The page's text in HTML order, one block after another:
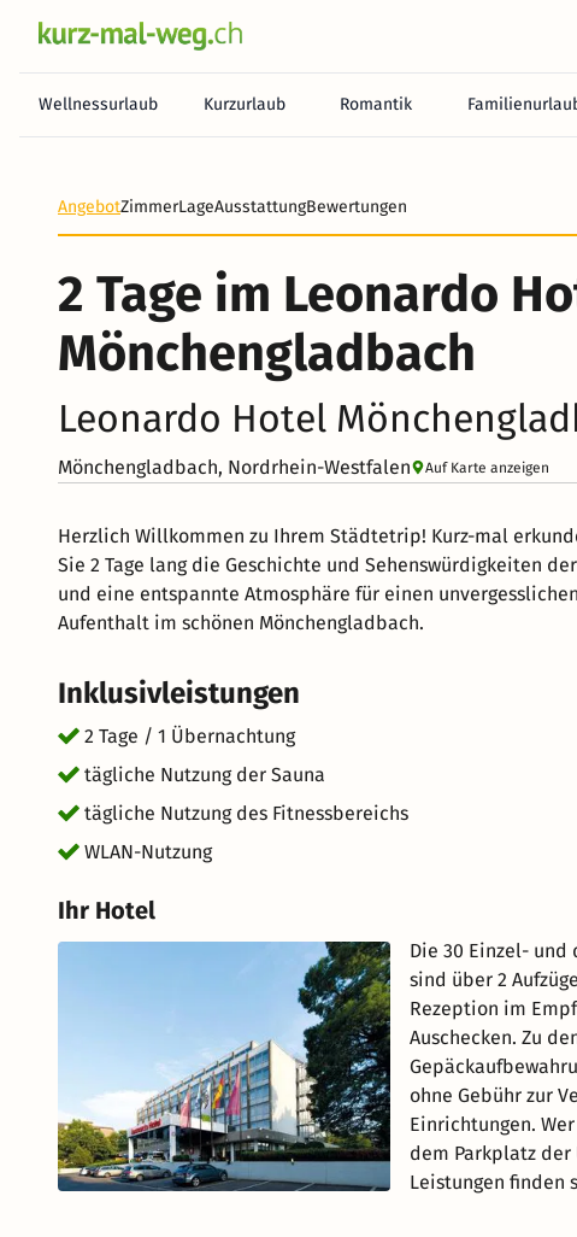
Wellnessurlaub Kurzurlaub Romantik
AngebotZimmerLageAusstattungBewertungen
2 Tage im Leonardo
Mönchengladbach
Leonardo Hotel
Mönchengladbach, Nordrhein-Westfalen Auf Karte anzeigen
Herzlich Willkommen zu Ihrem Städtetrip! Kurz-mal
Sie 2 Tage lang die Geschichte und Sehenswürdigkeiten
und eine entspannte Atmosphäre für einen
Aufenthalt im schönen Mönchengladbach.
Inklusivleistungen
2 Tage / 1 Übernachtung
tägliche Nutzung der Sauna
tägliche Nutzung des Fitnessbereichs
WLAN-Nutzung
Ihr Hotel
Die 30 Einzel-
sind über 2
Rezeption im
Auschecken. Zu
ohne Gebühr zur
Einrichtungen.
dem Parkplatz
Leistungen finden